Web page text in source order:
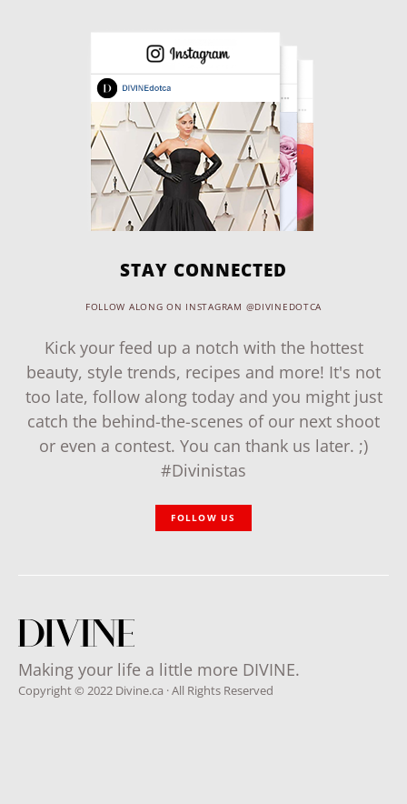
STAY CONNECTED
FOLLOW ALONG ON INSTAGRAM @DIVINEDOTCA
Kick your feed up a notch with the hottest
beauty, style trends, recipes and more! It's not
too late, follow along today and you might just
catch the behind-the-scenes of our next shoot
or even a contest. You can thank us later. ;)
#Divinistas
FOLLOW US
Making your life a little more DIVINE.
Copyright © 2022 Divine.ca · All Rights Reserved